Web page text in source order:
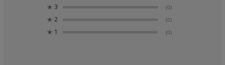
★ 3 (0)
★ 2 (0)
★ 1 (0)